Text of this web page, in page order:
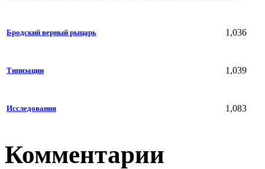
Бродский верный рыцарь 1,036
Типизации 1,039
Исследования 1,083
Комментарии